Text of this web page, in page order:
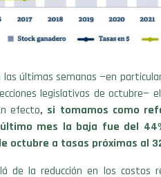
últimas semanas —en
legislativas de octubre—
efecto, si tomamos como
mes la baja fue del
octubre a tasas próximas al
de la reducción en los